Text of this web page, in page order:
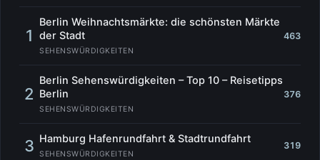
1
Berlin Weihnachtsmärkte: die schönsten Märkte
der Stadt
SEHENSWÜRDIGKEITEN
463
2
Berlin Sehenswürdigkeiten – Top 10 – Reisetipps
Berlin
SEHENSWÜRDIGKEITEN
376
3 Hamburg Hafenrundfahrt & Stadtrundfahrt
SEHENSWÜRDIGKEITEN
319